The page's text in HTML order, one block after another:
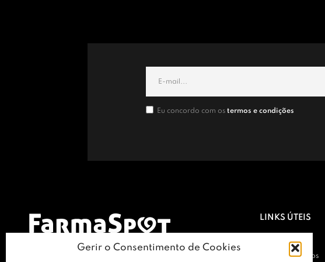
Gerir o Consentimento de Cookies
Eu concordo com os termos e condições
LINKS ÚTEIS
Contactos
Entregas e Envios